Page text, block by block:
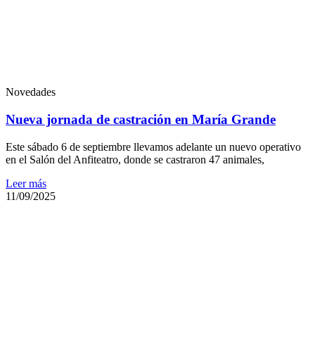
Novedades
Nueva jornada de castración en María Grande
Este sábado 6 de septiembre llevamos adelante un nuevo operativo
en el Salón del Anfiteatro, donde se castraron 47 animales,
Leer más
11/09/2025